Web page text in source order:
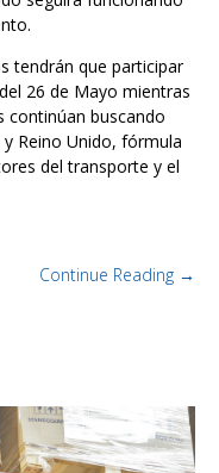
tendrán que participar
26 de Mayo mientras
continúan buscando
Reino Unido, fórmula
del transporte y el
Continue Reading →